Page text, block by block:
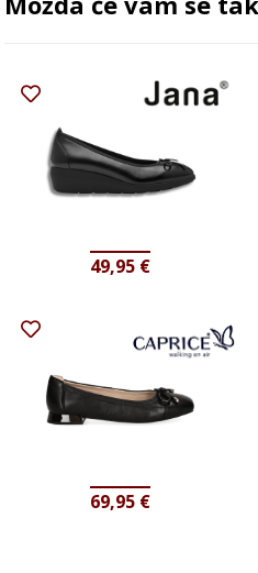
49,95 €
69,95 €